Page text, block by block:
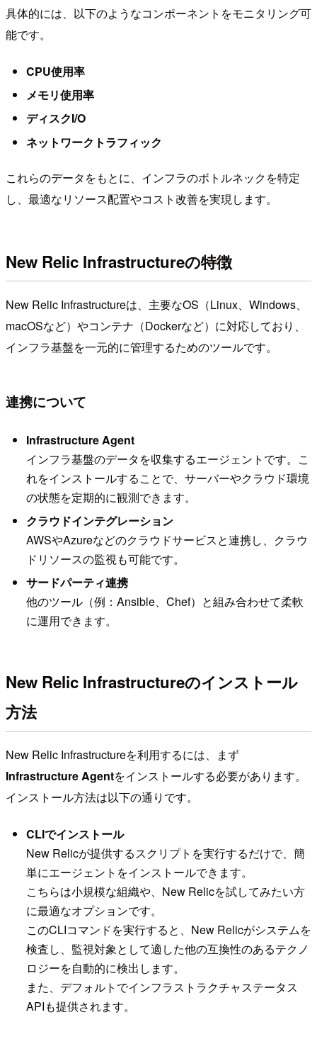
具体的には、以下のようなコンポーネントをモニタリング可
能です。
CPU使用率
メモリ使用率
ディスクI/O
ネットワークトラフィック
これらのデータをもとに、インフラのボトルネックを特定
し、最適なリソース配置やコスト改善を実現します。
New Relic Infrastructureの特徴
New Relic Infrastructureは、主要なOS（Linux、Windows、
macOSなど）やコンテナ（Dockerなど）に対応しており、
インフラ基盤を一元的に管理するためのツールです。
連携について
Infrastructure Agent
インフラ基盤のデータを収集するエージェントです。こ
れをインストールすることで、サーバーやクラウド環境
の状態を定期的に観測できます。
クラウドインテグレーション
AWSやAzureなどのクラウドサービスと連携し、クラウ
ドリソースの監視も可能です。
サードパーティ連携
他のツール（例：Ansible、Chef）と組み合わせて柔軟
に運用できます。
New Relic Infrastructureのインストール
方法
New Relic Infrastructureを利用するには、まず
Infrastructure Agentをインストールする必要があります。
インストール方法は以下の通りです。
CLIでインストール
New Relicが提供するスクリプトを実行するだけで、簡
単にエージェントをインストールできます。
こちらは小規模な組織や、New Relicを試してみたい方
に最適なオプションです。
このCLIコマンドを実行すると、New Relicがシステムを
検査し、監視対象として適した他の互換性のあるテクノ
ロジーを自動的に検出します。
また、デフォルトでインフラストラクチャステータス
APIも提供されます。